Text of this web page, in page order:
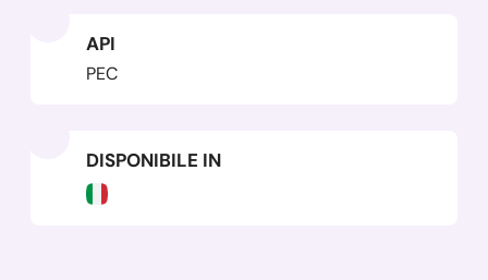
API
PEC
DISPONIBILE IN